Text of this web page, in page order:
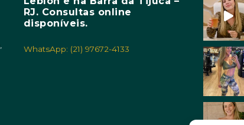
RJ. Consultas online
disponíveis.
WhatsApp: (21) 97672-4133